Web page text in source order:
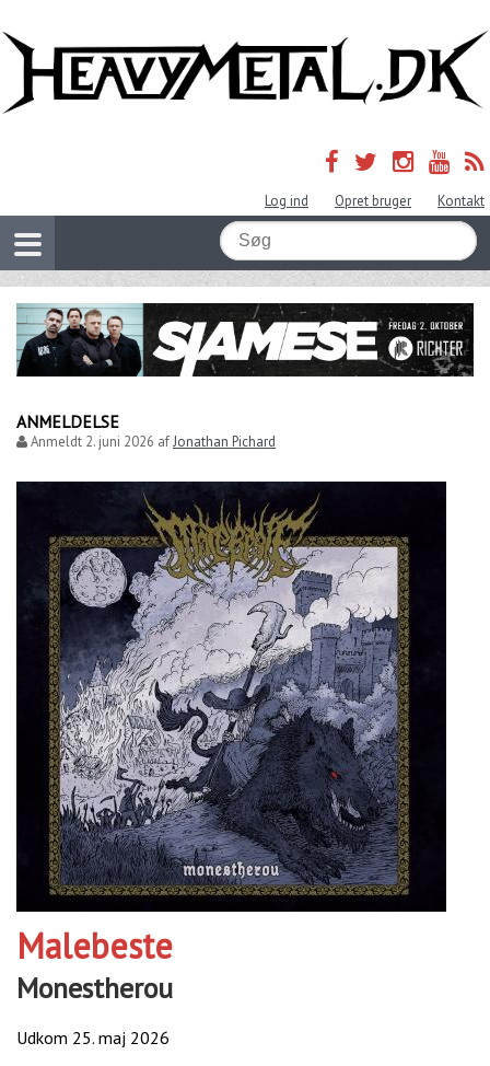
Log ind Opret bruger Kontakt
ANMELDELSE
Anmeldt 2. juni 2026 afJonathan Pichard
Malebeste
Monestherou
Udkom 25. maj 2026